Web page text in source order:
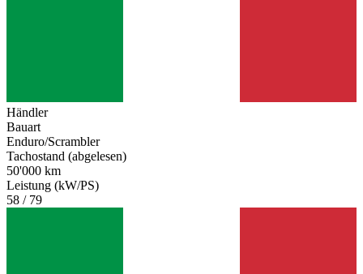
Händler
Bauart
Enduro/Scrambler
Tachostand (abgelesen)
50'000 km
Leistung (kW/PS)
58 / 79